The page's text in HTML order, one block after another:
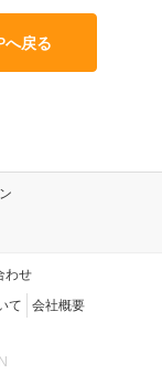
へ戻る
わせ
て 会社概要